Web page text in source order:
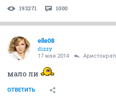
193271 1000
elle08
dizzy
17 мая 2014
мало ли
ОТВЕТИТЬ